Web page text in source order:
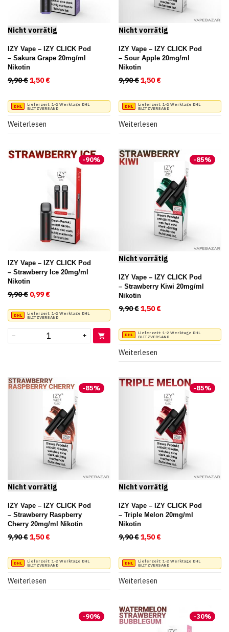
IZY Vape – IZY CLICK Pod
– Sakura Grape 20mg/ml
Nikotin
9,90€Ursprünglicher Preis war: 9,90 €
1,50€ Aktueller Preis ist: 1,50 €.
Lieferzeit: 1-2 Werktage DHL
BLITZVERSAND
Weiterlesen
IZY Vape – IZY CLICK Pod
– Sour Apple 20mg/ml
Nikotin
9,90€Ursprünglicher Preis
1,50€
Lieferzeit: 1-2 Werktage DHL
BLITZVERSAND
Weiterlesen
-90%
IZY Vape – IZY CLICK Pod
– Strawberry Ice 20mg/ml
Nikotin
9,90€ Ursprünglicher Preis war: 9,90 €
0,99€ Aktueller Preis ist: 0,99 €.
Lieferzeit: 1-2 Werktage DHL
BLITZVERSAND
− +
-85%
IZY Vape – IZY CLICK Pod
– Strawberry Kiwi 20mg/ml
Nikotin
9,90€Ursprünglicher Preis
1,50€
Lieferzeit: 1-2 Werktage DHL
BLITZVERSAND
Weiterlesen
-85%
IZY Vape – IZY CLICK Pod
– Strawberry Raspberry
Cherry 20mg/ml Nikotin
9,90€Ursprünglicher Preis war: 9,90 €
1,50€ Aktueller Preis ist: 1,50 €.
Lieferzeit: 1-2 Werktage DHL
BLITZVERSAND
Weiterlesen
-85%
IZY Vape – IZY CLICK Pod
– Triple Melon 20mg/ml
Nikotin
9,90€Ursprünglicher Preis
1,50€
Lieferzeit: 1-2 Werktage DHL
BLITZVERSAND
Weiterlesen
-90% -30%